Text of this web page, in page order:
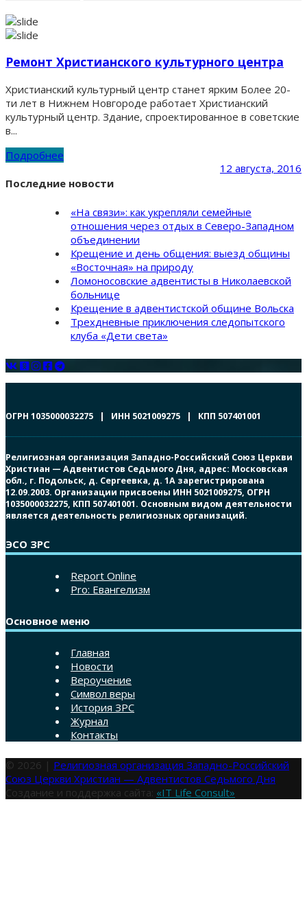
Ремонт Христианского культурного центра
Христианский культурный центр станет ярким Более 20-
ти лет в Нижнем Новгороде работает Христианский
культурный центр. Здание, спроектированное в советские
в...
Подробнее
12 августа, 2016
Последние новости
«На связи»: как укрепляли семейные
отношения через отдых в Северо-Западном
объединении
Крещение и день общения: выезд общины
«Восточная» на природу
Ломоносовские адвентисты в Николаевской
больнице
Крещение в адвентистской общине Вольска
Трехдневные приключения следопытского
клуба «Дети света»
ОГРН 1035000032275 | ИНН 5021009275 | КПП 507401001
Религиозная организация Западно-Российский Союз Церкви
Христиан — Адвентистов Седьмого Дня, адрес: Московская
обл., г. Подольск, д. Сергеевка, д. 1А зарегистрирована
12.09.2003. Организации присвоены ИНН 5021009275, ОГРН
1035000032275, КПП 507401001. Основным видом деятельности
является деятельность религиозных организаций.
ЭСО ЗРС
Report Online
Pro: Евангелизм
Основное меню
Главная
Новости
Вероучение
Символ веры
История ЗРС
Журнал
Контакты
© 2026 | Религиозная организация Западно-Российский
Союз Церкви Христиан — Адвентистов Седьмого Дня
Создание и поддержка сайта: «IT Life Consult»